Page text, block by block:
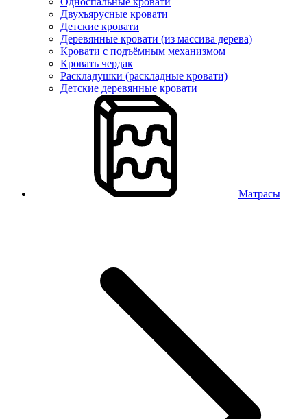
Двухъярусные кровати
Детские кровати
Деревянные кровати (из массива дерева)
Кровати с подъёмным механизмом
Кровать чердак
Раскладушки (раскладные кровати)
Детские деревянные кровати
Матрасы